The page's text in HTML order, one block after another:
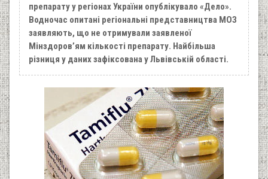
препарату у регіонах України опублікувало «Дело».
Водночас опитані регіональні представництва МОЗ
заявляють, що не отримували заявленої
Мінздоров’ям кількості препарату. Найбільша
різниця у даних зафіксована у Львівській області.